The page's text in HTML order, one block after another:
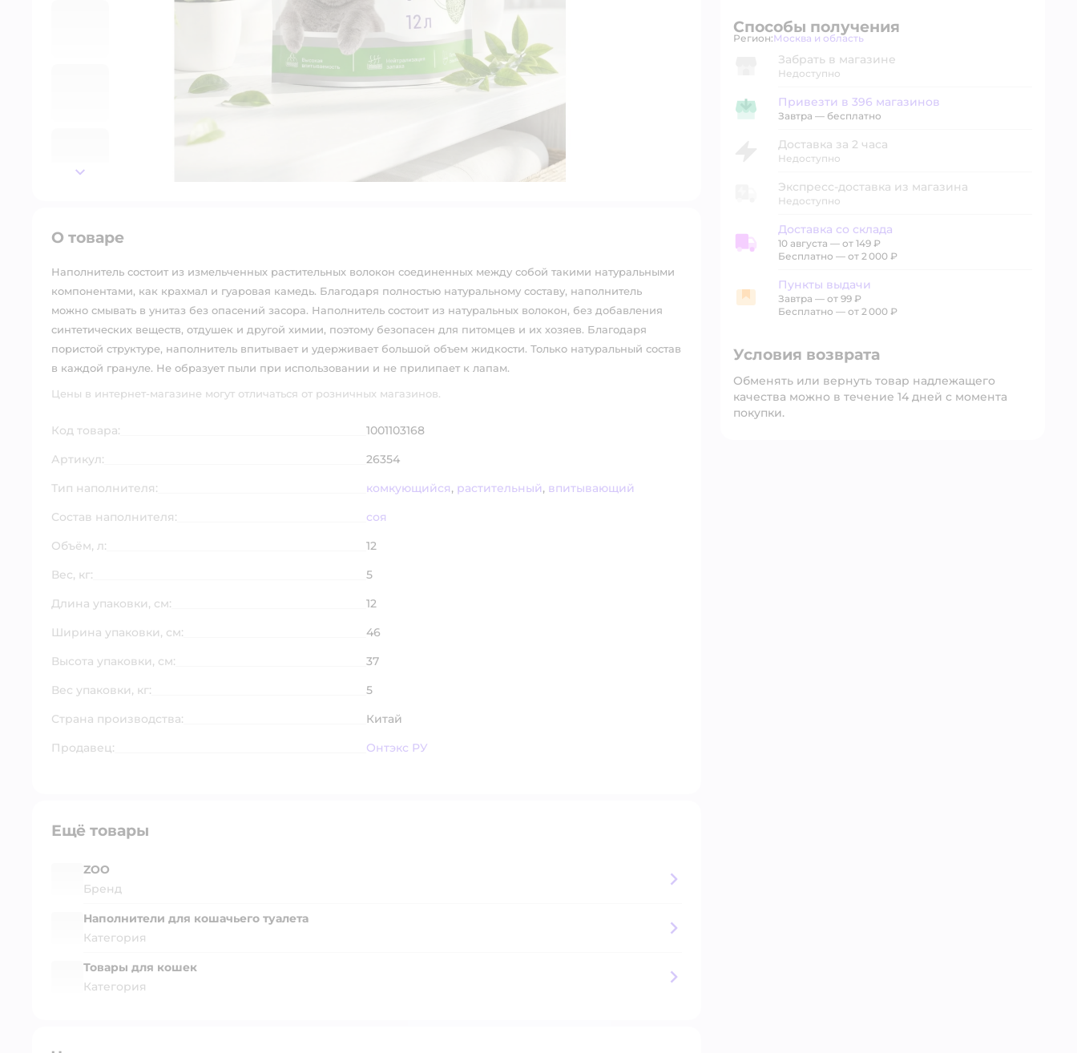
далее
Способы получения
Регион: Выбор адреса доставки.
Москва и область
Забрать в магазине
Недоступно
Привезти в магазин
Привезти в 396 магазинов
Завтра — бесплатно
Доставка за 2 часа
Недоступно
Экспресс-доставка из магазина
Недоступно
Доставка со склада
Доставка со склада
10 августа — от 149 ₽
Бесплатно — от 2 000 ₽
Пункты выдачи
Пункты выдачи
Завтра — от 99 ₽
Бесплатно — от 2 000 ₽
Условия возврата
Обменять или вернуть товар надлежащего
качества можно в течение 14 дней с момента
покупки.
О товаре
Наполнитель состоит из измельченных растительных волокон соединенных между собой такими натуральными
компонентами, как крахмал и гуаровая камедь. Благодаря полностью натуральному составу, наполнитель
можно смывать в унитаз без опасений засора. Наполнитель состоит из натуральных волокон, без добавления
синтетических веществ, отдушек и другой химии, поэтому безопасен для питомцев и их хозяев. Благодаря
пористой структуре, наполнитель впитывает и удерживает большой объем жидкости. Только натуральный состав
в каждой грануле. Не образует пыли при использовании и не прилипает к лапам.
Цены в интернет-магазине могут отличаться от розничных магазинов.
Код товара:
1001103168
Артикул:
26354
Тип наполнителя:
комкующийся, растительный, впитывающий
Состав наполнителя:
соя
Объём, л:
12
Вес, кг:
5
Длина упаковки, см:
12
Ширина упаковки, см:
46
Высота упаковки, см:
37
Вес упаковки, кг:
5
Страна производства:
Китай
Продавец:
Онтэкс РУ
Ещё товары
ZOO
Бренд
Наполнители для кошачьего туалета
Категория
Товары для кошек
Категория